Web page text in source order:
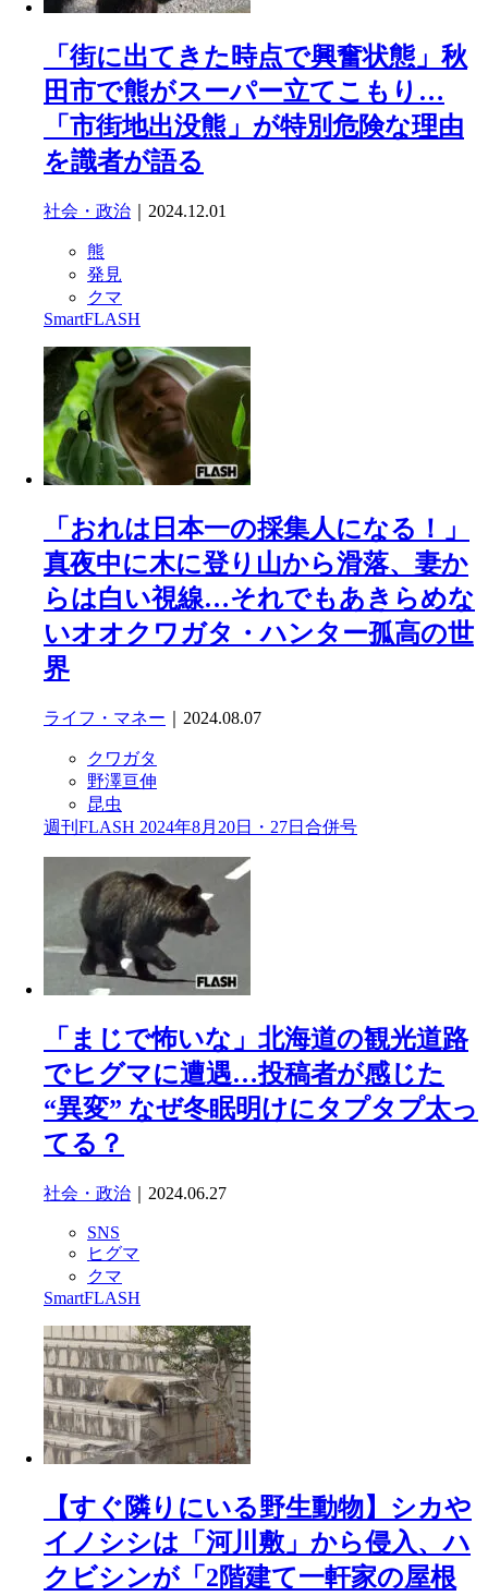
「街に出てきた時点で興奮状態」秋
田市で熊がスーパー立てこもり…
「市街地出没熊」が特別危険な理由
を識者が語る
社会・政治 ｜2024.12.01
熊
発見
クマ
SmartFLASH
「おれは日本一の採集人になる！」
真夜中に木に登り山から滑落、妻か
らは白い視線…それでもあきらめな
いオオクワガタ・ハンター孤高の世
界
ライフ・マネー ｜2024.08.07
クワガタ
野澤亘伸
昆虫
週刊FLASH 2024年8月20日・27日合併号
「まじで怖いな」北海道の観光道路
でヒグマに遭遇…投稿者が感じた
“異変” なぜ冬眠明けにタプタプ太っ
てる？
社会・政治 ｜2024.06.27
SNS
ヒグマ
クマ
SmartFLASH
【すぐ隣りにいる野生動物】シカや
イノシシは「河川敷」から侵入、ハ
クビシンが「2階建て一軒家の屋根